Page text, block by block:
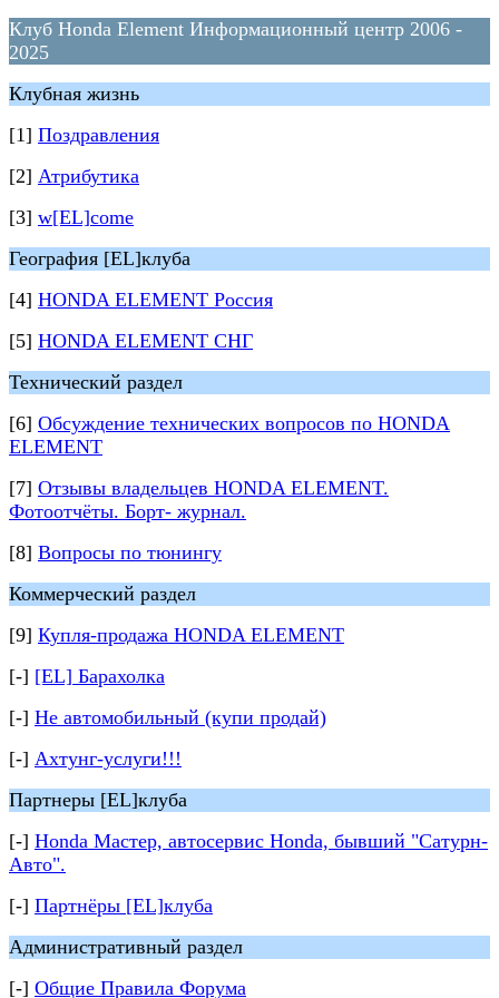
Клуб Honda Element Информационный центр 2006 -
2025
Клубная жизнь
[1] Поздравления
[2] Атрибутика
[3] w[EL]come
География [EL]клуба
[4] HONDA ELEMENT Россия
[5] HONDA ELEMENT СНГ
Технический раздел
[6] Обсуждение технических вопросов по HONDA
ELEMENT
[7] Отзывы владельцев HONDA ELEMENT.
Фотоотчёты. Борт- журнал.
[8] Вопросы по тюнингу
Коммерческий раздел
[9] Купля-продажа HONDA ELEMENT
[-] [EL] Барахолка
[-] Не автомобильный (купи продай)
[-] Ахтунг-услуги!!!
Партнеры [EL]клуба
[-] Honda Мастер, автосервис Honda, бывший "Сатурн-
Авто".
[-] Партнёры [EL]клуба
Административный раздел
[-] Общие Правила Форума